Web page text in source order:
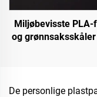
Miljøbevisste
og
De personlige